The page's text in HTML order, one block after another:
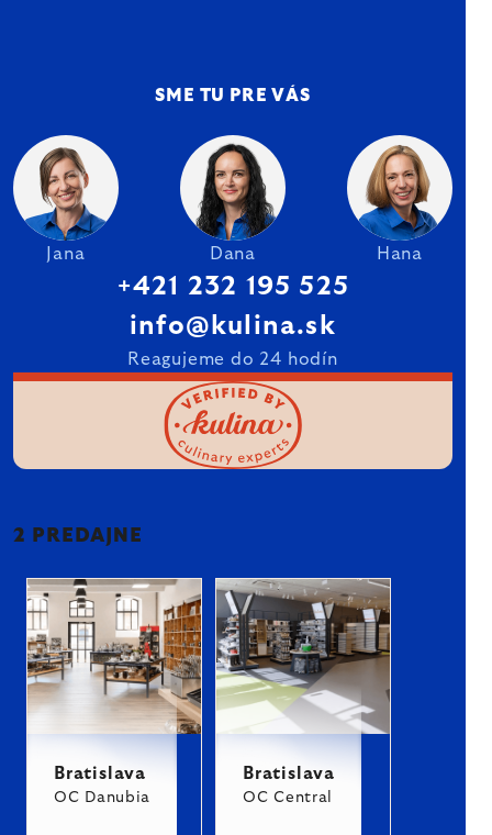
SME TU PRE VÁS
Jana Dana Hana
+421 232 195 525
info@kulina.sk
Reagujeme do 24 hodín
2 PREDAJNE
Bratislava
OC Danubia
Bratislava
OC Central